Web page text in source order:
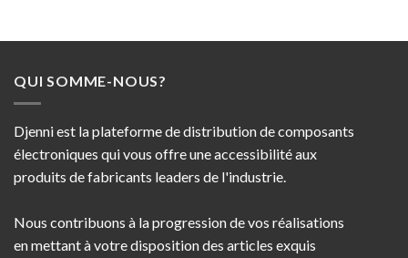
QUI SOMME-NOUS?
Djenni est la plateforme de distribution de composants
électroniques qui vous offre une accessibilité aux
produits de fabricants leaders de l'industrie.
Nous contribuons à la progression de vos réalisations
en mettant à votre disposition des articles exquis